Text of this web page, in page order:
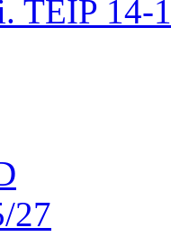
TEIP 14-
27